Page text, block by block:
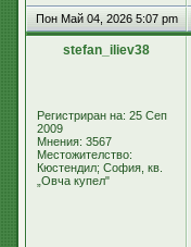
Пон Май 04, 2026 5:07 pm
stefan_iliev38
Регистриран на: 25 Сеп
2009
Мнения: 3567
Местожителство:
Кюстендил; София, кв.
„Овча купел"